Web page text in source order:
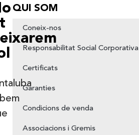
QUI SOM
Coneix-nos
Responsabilitat Social Corporativa
Certificats
Garanties
Condicions de venda
Associacions i Gremis